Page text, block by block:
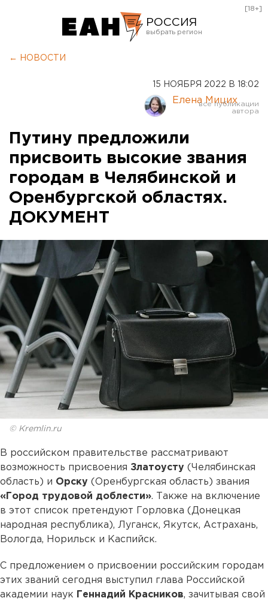
РОССИЯ
Курган
Оренбург
[18+]
← НОВОСТИ
15 НОЯБРЯ 2022 В 18:02
Елена Мицих
Путину предложили
присвоить высокие звания
городам в Челябинской и
Оренбургской областях.
ДОКУМЕНТ
© Kremlin.ru
В российском правительстве рассматривают
возможность присвоения Златоусту (Челябинская
область) и Орску (Оренбургская область) звания
«Город трудовой доблести». Также на включение
в этот список претендуют Горловка (Донецкая
народная республика), Луганск, Якутск, Астрахань,
Вологда, Норильск и Каспийск.
С предложением о присвоении российским городам
этих званий сегодня выступил глава Российской
академии наук
Геннадий Красников, зачитывая свой